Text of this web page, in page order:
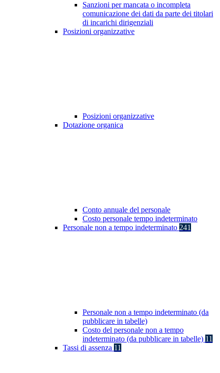
Sanzioni per mancata o incompleta
comunicazione dei dati da parte dei titolari
di incarichi dirigenziali
Posizioni organizzative
Posizioni organizzative
Dotazione organica
Conto annuale del personale
Costo personale tempo indeterminato
Personale non a tempo indeterminato 241
Personale non a tempo indeterminato (da
pubblicare in tabelle)
Costo del personale non a tempo
indeterminato (da pubblicare in tabelle) 11
Tassi di assenza 11